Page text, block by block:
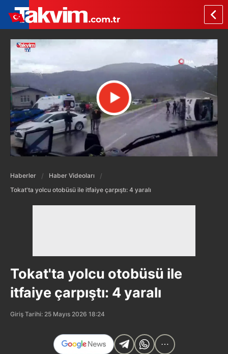
Haberler
Haber Videoları
Tokat'ta yolcu otobüsü ile itfaiye çarpıştı: 4 yaralı
Tokat'ta yolcu otobüsü ile
itfaiye çarpıştı: 4 yaralı
Giriş Tarihi: 25 Mayıs 2026 18:24